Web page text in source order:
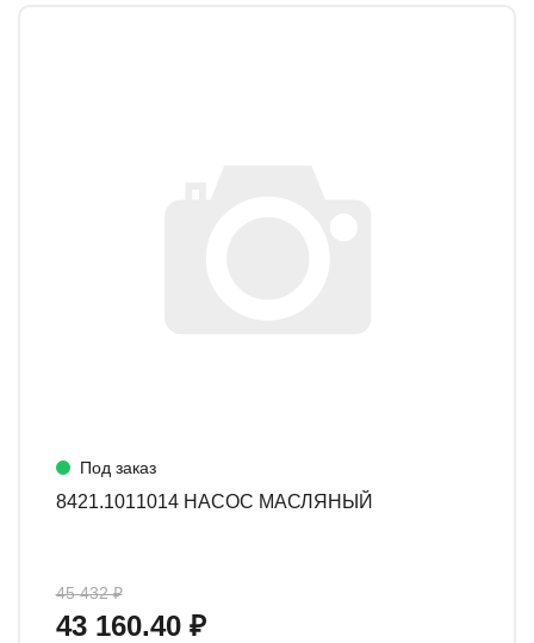
Под заказ
8421.1011014 НАСОС МАСЛЯНЫЙ
45 432 ₽
43 160.40 ₽